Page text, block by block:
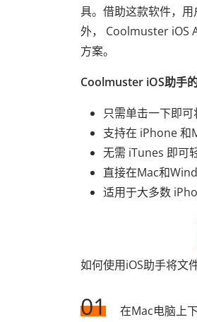
具。借助这款软件，
外， Coolmuster iOS
方案。
Coolmuster iOS助手的
只需单击一下即
支持在 iPhone 和
无需 iTunes 即可
直接在Mac和
适用于大多数
如何使用iOS助手将文
01
在Mac电脑上